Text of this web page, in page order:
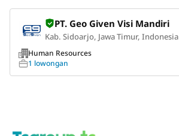
PT. Geo Given Visi Mandiri
Kab. Sidoarjo, Jawa Timur, Indonesia
Human Resources
1 lowongan